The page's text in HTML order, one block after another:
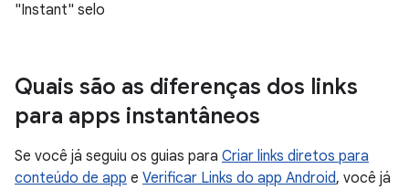
"Instant" selo
Quais são as diferenças dos links
para apps instantâneos
Se você já seguiu os guias para Criar links diretos para
conteúdo de app e Verificar Links do app Android, você já